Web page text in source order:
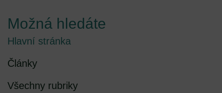
Možná hledáte
Hlavní stránka
Články
Všechny rubriky